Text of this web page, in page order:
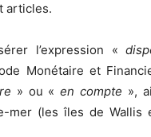
articles.
l’expression «
Monétaire et
» ou «en compte »,
mer (les îles de Wallis